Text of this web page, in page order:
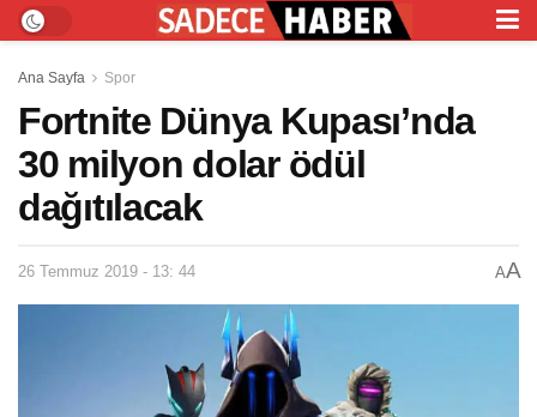
Ana Sayfa Spor
Fortnite Dünya Kupası’nda
30 milyon dolar ödül
dağıtılacak
26 Temmuz 2019 - 13: 44 AA